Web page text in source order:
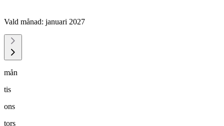
Vald månad: januari 2027
mån
tis
ons
tors